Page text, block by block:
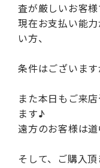
査が厳しいお客様
現在お支払い能
い方、
条件はございま
また本日もご来
ます♪
遠方のお客様は
そして、ご購入